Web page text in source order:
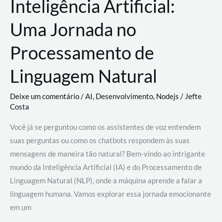
Inteligência Artificial:
Uma Jornada no
Processamento de
Linguagem Natural
Deixe um comentário/AI, Desenvolvimento, Nodejs / Jefte
Costa
Você já se perguntou como os assistentes de voz entendem
suas perguntas ou como os chatbots respondem às suas
mensagens de maneira tão natural? Bem-vindo ao intrigante
mundo da Inteligência Artificial (IA) e do Processamento de
Linguagem Natural (NLP), onde a máquina aprende a falar a
linguagem humana. Vamos explorar essa jornada emocionante
em um